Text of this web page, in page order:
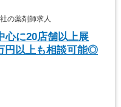
の薬剤師求人
心に20店舗以上展
円以上も相談可能◎